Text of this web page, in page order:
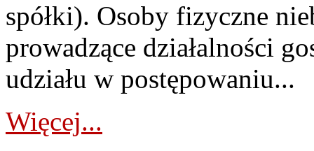
spółki). Osoby fizyczne
prowadzące działalności
udziału w postępowaniu...
Więcej...